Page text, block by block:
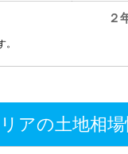
２
アの土地相